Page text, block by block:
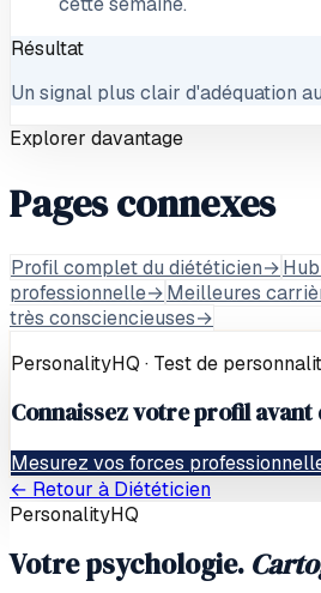
Résultat
Un signal plus clair d'adéquation
Explorer davantage
Pages connexes
Profil complet du diététicien→
professionnelle→Meilleures
très consciencieuses→
PersonalityHQ · Test de
Connaissez votre profil avant
Mesurez vos forces
← Retour à Diététicien
PersonalityHQ
Votre psychologie.